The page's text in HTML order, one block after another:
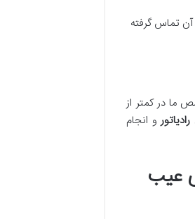
آن تماس گرفته
ما در کمتر از
و انجام
عیب